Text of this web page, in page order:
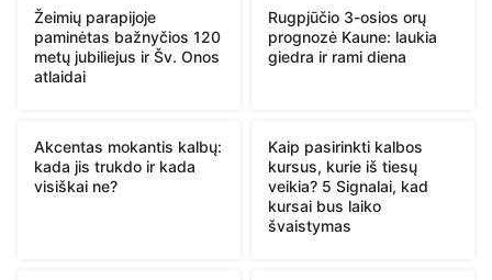
Žeimių parapijoje
paminėtas bažnyčios 120
metų jubiliejus ir Šv. Onos
atlaidai
Rugpjūčio 3-osios orų
prognozė Kaune: laukia
giedra ir rami diena
Akcentas mokantis kalbų:
kada jis trukdo ir kada
visiškai ne?
Kaip pasirinkti kalbos
kursus, kurie iš tiesų
veikia? 5 Signalai, kad
kursai bus laiko
švaistymas